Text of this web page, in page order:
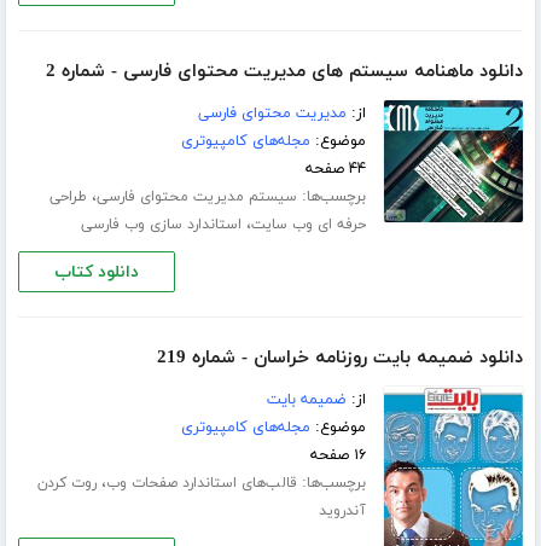
دانلود ماهنامه سیستم های مدیریت محتوای فارسی - شماره 2
از: مدیریت محتوای فارسی
موضوع: مجله‌های کامپیوتری
۴۴ صفحه
برچسب‌ها: سیستم مدیریت محتوای فارسی، طراحی
حرفه ای وب سایت، استاندارد سازی وب فارسی
دانلود کتاب
دانلود ضمیمه بایت روزنامه خراسان - شماره 219
از: ضمیمه بایت
موضوع: مجله‌های کامپیوتری
۱۶ صفحه
برچسب‌ها: قالب‌های استاندارد صفحات وب،روت کردن
آندروید